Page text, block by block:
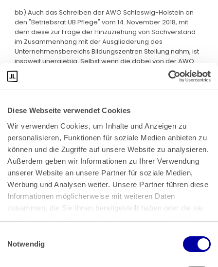
Diese Webseite verwendet Cookies
Wir verwenden Cookies, um Inhalte und Anzeigen zu
personalisieren, Funktionen für soziale Medien anbieten zu
können und die Zugriffe auf unsere Website zu analysieren.
Außerdem geben wir Informationen zu Ihrer Verwendung
unserer Website an unsere Partner für soziale Medien,
Werbung und Analysen weiter. Unsere Partner führen diese
Informationen möglicherweise mit weiteren Daten
zusammen, die Sie ihnen bereitgestellt haben oder die sie
im Rahmen Ihrer Nutzung der Dienste gesammelt haben.
Impressum
Notwendig
bb) Auch das Schreiben der AWO Schleswig-Holstein an
den "Betriebsrat UB Pflege" vom 14. November 2018, mit
dem diese zur Frage der Hinzuziehung von Sachverstand
im Zusammenhang mit der Ausgliederung des
Unternehmensbereichs Bildungszentren Stellung nahm, ist
insoweit unergiebig. Selbst wenn die dabei von der AWO
Schleswig-Holstein abgegebenen Erklärungen der
Arbeitgeberin zugerechnet werden könnten, betreffen die
darin enthaltenen Erklärungen nicht den Fortbestand
Gleiches gilt für das Unterrichtungsschreiben der AWO
2019, das diese anlässlich der Übertragung des operativen
Geschäfts des Unternehmensbereichs Pflege auf die
Arbeitgeberin den betroffenen Arbeitnehmern zukommen
ließ. Darin heißt es nur, "der derzeit bestehende
Betriebsrat" gehe in die Arbeitgeberin über und vertrete
"dort weiterhin" die Interessen der Arbeitnehmer.
d) Auf der Grundlage seiner bisherigen Feststellungen hat
das Landesarbeitsgericht jedoch zu Unrecht
Grundlage der gesetzlichen - nicht tarifvertraglich
verkannt worden.